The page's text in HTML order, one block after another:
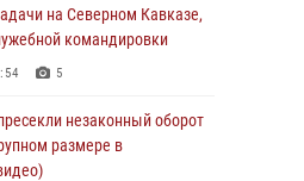
«Урок безопасности»
подмосковного спецназа
подозреваемые в
миграции и
на Северном Кавказе,
командировки
5
незаконный оборот
размере в